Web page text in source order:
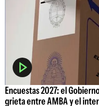
Encuestas 2027: el
grieta entre AMBA y el